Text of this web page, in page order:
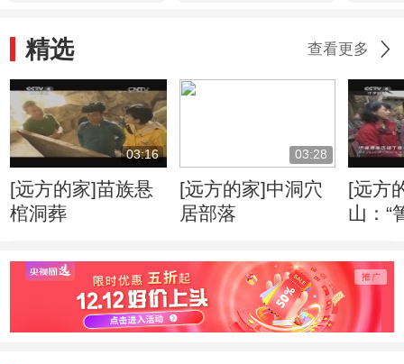
精选 查看更多
03:16
[远方的家]苗族悬
棺洞葬
03:28
[远方的家]中洞穴
居部落
[远方
山：“